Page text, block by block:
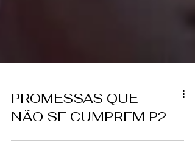
PROMESSAS QUE
NÃO SE CUMPREM P2